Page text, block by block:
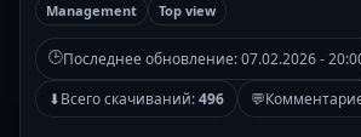
Management
Top view
🕒Последнее обновление:07.02.2026 -
⬇Всего скачиваний:496 💬